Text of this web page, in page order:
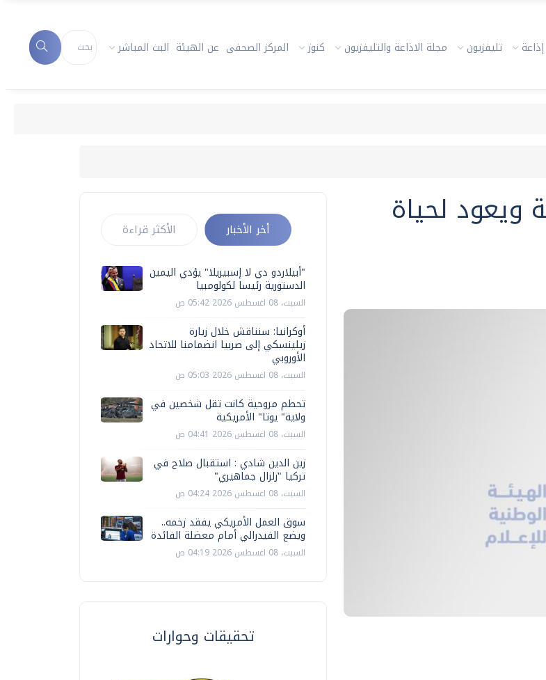
إذاعة تليفزيون مجلة الاذاعة والتليفزيون كنوز المركز الصحفى عن الهيئة البث المباشر
ويعود لحياة أخر الأخبار الأكثر قراءة
"أبيلاردو دي لا إسبيريلا" يؤدي اليمين
الدستورية رئيسا لكولومبيا
السبت، 08 اغسطس 2026 05:42 ص
أوكرانيا: سنناقش خلال زيارة
زيلينسكي إلى صربيا انضمامنا للاتحاد
الأوروبي
السبت، 08 اغسطس 2026 05:03 ص
تحطم مروحية كانت تقل شخصين في
ولاية" يوتا" الأمريكية
السبت، 08 اغسطس 2026 04:41 ص
زين الدين شادي : استقبال صلاح في
تركيا "زلزال جماهيري"
السبت، 08 اغسطس 2026 04:24 ص
سوق العمل الأمريكي يفقد زخمه..
ويضع الفيدرالي أمام معضلة الفائدة
السبت، 08 اغسطس 2026 04:19 ص
تحقيقات وحوارات